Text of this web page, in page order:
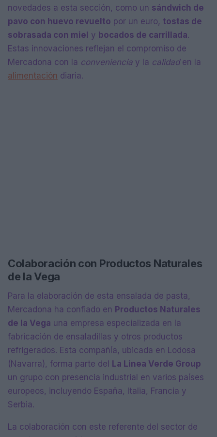
novedades a esta sección, como un sándwich de
pavo con huevo revuelto por un euro, tostas de
sobrasada con miel y bocados de carrillada.
Estas innovaciones reflejan el compromiso de
Mercadona con la conveniencia y la calidaden la
alimentación diaria.
Colaboración con Productos Naturales
de la Vega
Para la elaboración de esta ensalada de pasta,
Mercadona ha confiado en Productos Naturales
de la Vega una empresa especializada en la
fabricación de ensaladillas y otros productos
refrigerados. Esta compañía, ubicada en Lodosa
(Navarra), forma parte del
La Linea Verde Group
un grupo con presencia industrial en varios países
europeos, incluyendo España, Italia, Francia y
Serbia.
La colaboración con este referente del sector de